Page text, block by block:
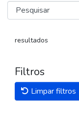
resultados
Filtros
Limpar filtros